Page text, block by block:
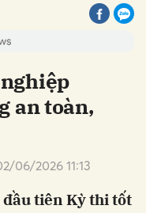
an toàn,
06/2026 11:13
đầu tiên Kỳ thi tốt
Gửi